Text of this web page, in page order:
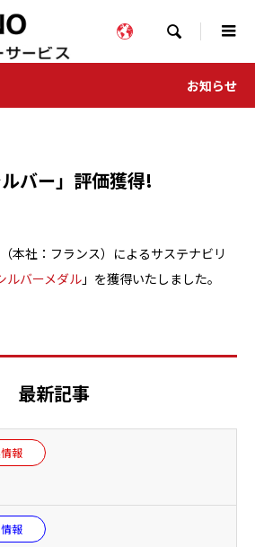

お知らせ
バー」評価獲得!
本社：フランス）によるサステナビリ
ルバーメダル」を獲得いたしました。
最新記事
報
報